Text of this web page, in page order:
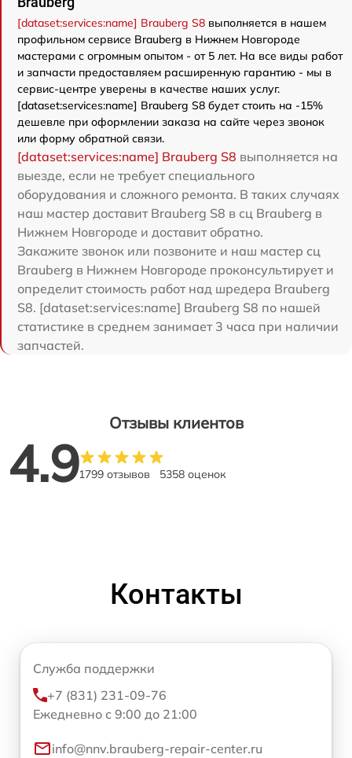
[dataset:services:name] Brauberg S8 выполняется в нашем
профильном сервисе Brauberg в Нижнем Новгороде
мастерами с огромным опытом - от 5 лет. На все виды работ
и запчасти предоставляем расширенную гарантию - мы в
сервис-центре уверены в качестве наших услуг.
[dataset:services:name] Brauberg S8 будет стоить на -15%
дешевле при оформлении заказа на сайте через звонок
или форму обратной связи.
[dataset:services:name] Brauberg S8 выполняется на
выезде, если не требует специального
оборудования и сложного ремонта. В таких случаях
наш мастер доставит Brauberg S8 в сц Brauberg в
Нижнем Новгороде и доставит обратно.
Закажите звонок или позвоните и наш мастер сц
Brauberg в Нижнем Новгороде проконсультирует и
определит стоимость работ над шредера Brauberg
S8. [dataset:services:name] Brauberg S8 по нашей
статистике в среднем занимает 3 часа при наличии
запчастей.
Отзывы клиентов
4.91799 отзывов 5358 оценок
Контакты
Служба поддержки
+7 (831) 231-09-76
Ежедневно с 9:00 до 21:00
info@nnv.brauberg-repair-center.ru